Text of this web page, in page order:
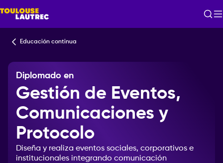
Educación continua
Diplomado en
Gestión de Eventos,
Comunicaciones y
Protocolo
Diseña y realiza eventos sociales, corporativos e
institucionales integrando comunicación